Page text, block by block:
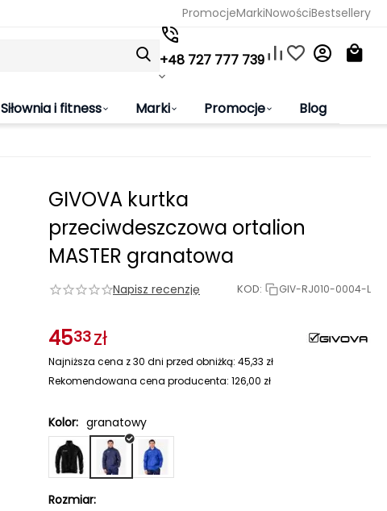
PromocjeMarkiNowościBestsellery
+48 727 777 739
Siłownia i fitness Marki Promocje Blog
GIVOVA kurtka
przeciwdeszczowa ortalion
MASTER granatowa
Napisz recenzję KOD: GIV-RJ010-0004-L
4533zł
Najniższa cena z 30 dni przed obniżką: 45,33 zł
Rekomendowana cena producenta: 126,00 zł
Kolor: granatowy
Rozmiar: